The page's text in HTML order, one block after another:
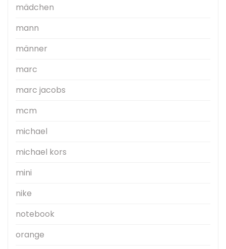
mädchen
mann
männer
marc
marc jacobs
mcm
michael
michael kors
mini
nike
notebook
orange